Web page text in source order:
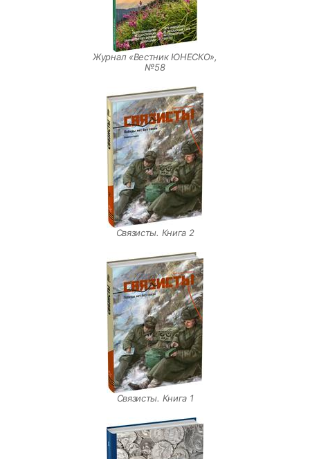
Журнал «Вестник ЮНЕСКО»,
№58
Связисты. Книга 2
Связисты. Книга 1